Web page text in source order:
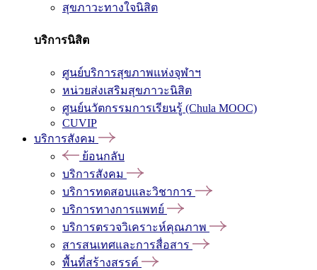
สุขภาวะทางใจนิสิต
บริการนิสิต
ศูนย์บริการสุขภาพแห่งจุฬาฯ
หน่วยส่งเสริมสุขภาวะนิสิต
ศูนย์นวัตกรรมการเรียนรู้ (Chula MOOC)
CUVIP
บริการสังคม
ย้อนกลับ
บริการสังคม
บริการทดสอบและวิชาการ
บริการทางการแพทย์
บริการตรวจวิเคราะห์คุณภาพ
สารสนเทศและการสื่อสาร
พื้นที่สร้างสรรค์